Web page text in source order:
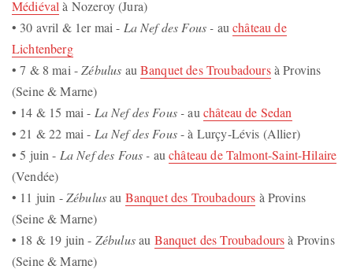
Médiéval à Nozeroy (Jura)
• 30 avril & 1er mai - La Nef des Fous - auchâteau de
Lichtenberg
• 7 & 8 mai -Zébulus auBanquet des Troubadoursà Provins
(Seine & Marne)
• 14 & 15 mai - La Nef des Fous -au château de Sedan
• 21 & 22 mai - La Nef des Fous- à Lurçy-Lévis (Allier)
• 5 juin - La Nef des Fous - auchâteau de Talmont-Saint-Hilaire
(Vendée)
• 11 juin -Zébulusau Banquet des Troubadours à Provins
(Seine & Marne)
• 18 & 19 juin - Zébulusau Banquet des Troubadoursà Provins
(Seine & Marne)